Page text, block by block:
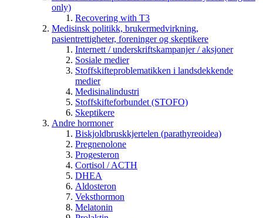
only)
Recovering with T3
Medisinsk politikk, brukermedvirkning,
pasientrettigheter, foreninger og skeptikere
Internett / underskriftskampanjer / aksjoner
Sosiale medier
Stoffskifteproblematikken i landsdekkende
medier
Medisinalindustri
Stoffskifteforbundet (STOFO)
Skeptikere
Andre hormoner
Biskjoldbruskkjertelen (parathyreoidea)
Pregnenolone
Progesteron
Cortisol / ACTH
DHEA
Aldosteron
Veksthormon
Melatonin